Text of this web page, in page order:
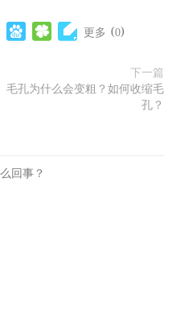
更多 (0)
下一篇
毛孔为什么会变粗？如何收缩毛
孔？
回事？